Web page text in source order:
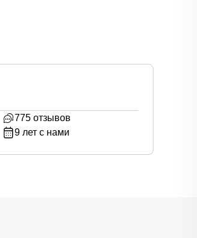
775 отзывов
9 лет с нами